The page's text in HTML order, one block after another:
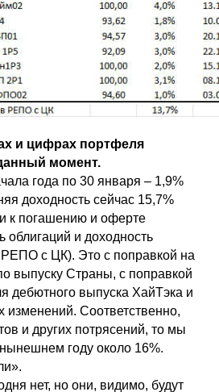
и цифрах портфеля
момент.
года по 30 января – 1,9%
доходность сейчас 15,7%
к погашению и оферте
облигаций и доходность
с ЦК). Это с поправкой на
выпуску Страны, с поправкой
дебютного выпуска ХайТэка и
изменений. Соответственно,
и других потрясений, то мы
году около 16%.
нет, но они, видимо, будут